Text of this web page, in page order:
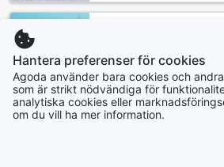
Pattaya
Thailand
Hantera preferenser för cookies
Agoda använder bara cookies och
som är strikt nödvändiga för
analytiska cookies eller
om du vill ha mer information.